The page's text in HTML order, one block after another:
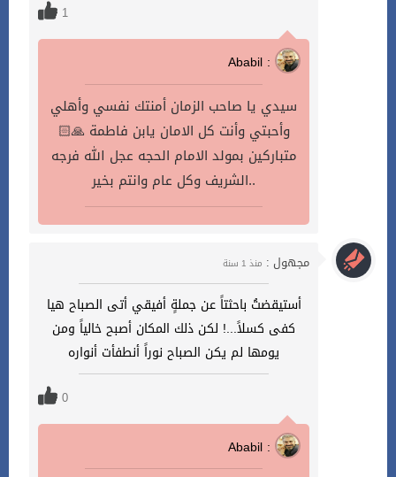
1
Ababil :
سيدي يا صاحب الزمان أمنتك نفسي وأهلي
وأحبتي وأنت كل الامان يابن فاطمة 🙏🏻
متباركين بمولد الامام الحجه عجل الله فرجه
الشريف وكل عام وانتم بخير..
مجهول : منذ 1 سنة
أستيقضتُ باحثتاً عن جملةٍ أفيقي أتى الصباح هيا
كفى كسلاً...! لكن ذلك المكان أصبح خالياً ومن
يومها لم يكن الصباح نوراً أنطفأت أنواره
0
Ababil :